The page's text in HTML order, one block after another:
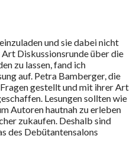
und sie dabei nicht
Art Diskussionsrunde über die
zu lassen, fand ich
auf. Petra Bamberger, die
gestellt und mit ihrer Art
Lesungen sollten wie
Autoren hautnah zu erleben
zukaufen. Deshalb sind
des Debütantensalons